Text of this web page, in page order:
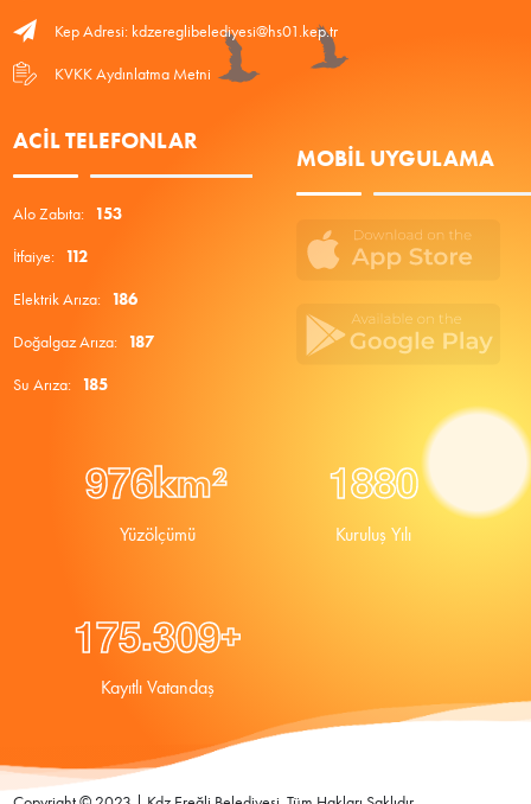
Kep Adresi: kdzereglibelediyesi@hs01.kep.tr
KVKK Aydınlatma Metni
ACIL TELEFONLAR
Alo Zabıta: 153
İtfaiye: 112
Elektrik Arıza: 186
Doğalgaz Arıza: 187
Su Arıza: 185
MOBIL UYGULAMA
976km²
Yüzölçümü
1880
Kuruluş Yılı
175.309+
Kayıtlı Vatandaş